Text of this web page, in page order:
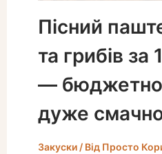
Пісний
та грибів за
— бюджетно,
дуже
Закуски/ Від Просто